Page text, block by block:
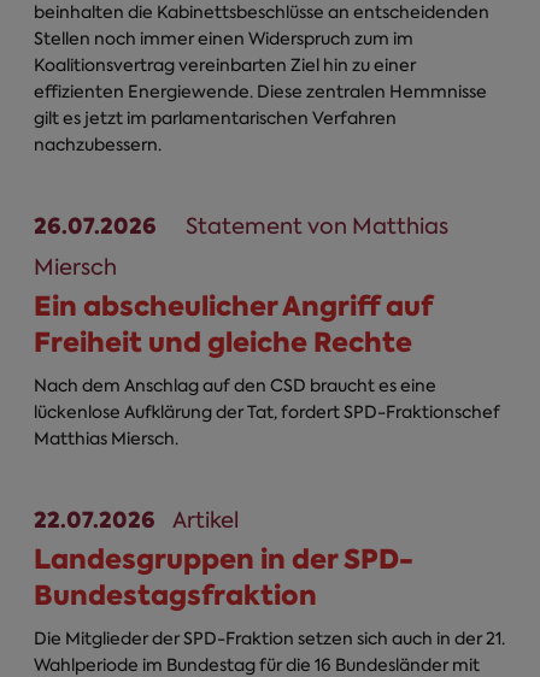
beinhalten die Kabinettsbeschlüsse an entscheidenden
Stellen noch immer einen Widerspruch zum im
Koalitionsvertrag vereinbarten Ziel hin zu einer
effizienten Energiewende. Diese zentralen Hemmnisse
gilt es jetzt im parlamentarischen Verfahren
nachzubessern.
26.07.2026
Statement von Matthias
Miersch
Ein abscheulicher Angriff auf
Freiheit und gleiche Rechte
Nach dem Anschlag auf den CSD braucht es eine
lückenlose Aufklärung der Tat, fordert SPD-Fraktionschef
Matthias Miersch.
22.07.2026 Artikel
Landesgruppen in der SPD-
Bundestagsfraktion
Die Mitglieder der SPD-Fraktion setzen sich auch in der 21.
Wahlperiode im Bundestag für die 16 Bundesländer mit